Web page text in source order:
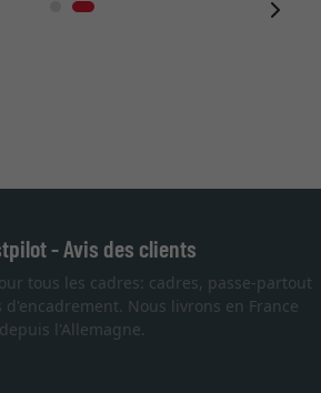
- Avis des clients
tous les cadres: cadres, passe-partout
d'encadrement. Nous livrons en France
depuis l'Allemagne.